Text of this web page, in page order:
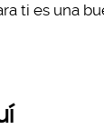
ti es una